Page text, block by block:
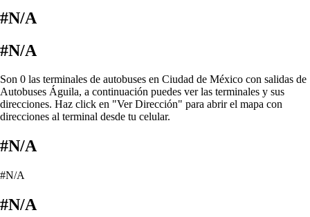
#N/A
#N/A
Son 0 las terminales de autobuses en Ciudad de México con salidas de
Autobuses Águila, a continuación puedes ver las terminales y sus
direcciones. Haz click en "Ver Dirección" para abrir el mapa con
direcciones al terminal desde tu celular.
#N/A
#N/A
#N/A